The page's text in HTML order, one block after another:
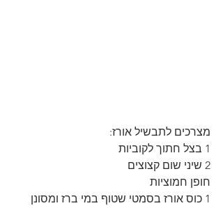
מצרכים לתבשיל אורז:
1 בצל חתוך לקוביות
2 שיני שום קצוצים
חופן חמוציות
1 כוס אורז בסמטי שטוף במי ברז ומסונן